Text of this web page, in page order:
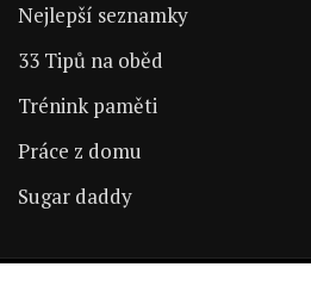
Nejlepší seznamky
33 Tipů na oběd
Trénink paměti
Práce z domu
Sugar daddy